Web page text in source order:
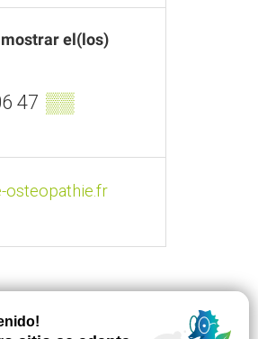
el(los)
47 ▒▒
osteopathie.fr
un error